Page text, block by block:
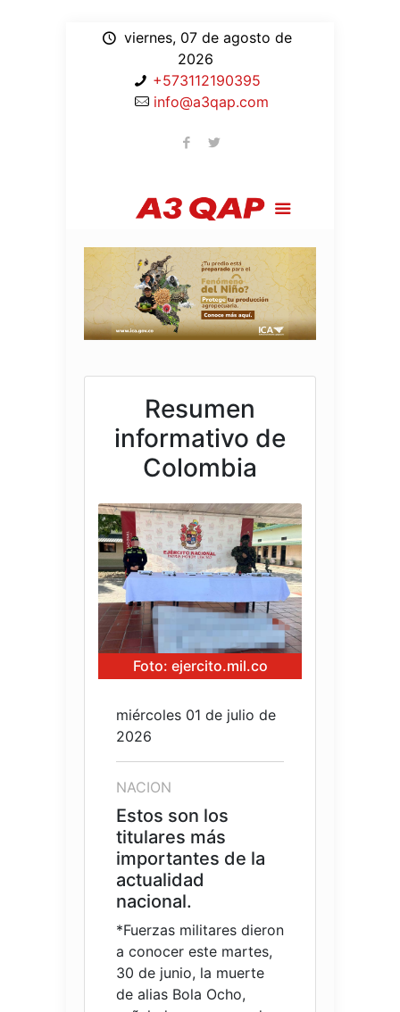
viernes, 07 de agosto de
2026
+573112190395
info@a3qap.com
Resumen
informativo de
Colombia
Foto: ejercito.mil.co
miércoles 01 de julio de
2026
NACION
Estos son los
titulares más
importantes de la
actualidad
nacional.
*Fuerzas militares dieron
a conocer este martes,
30 de junio, la muerte
de alias Bola Ocho,